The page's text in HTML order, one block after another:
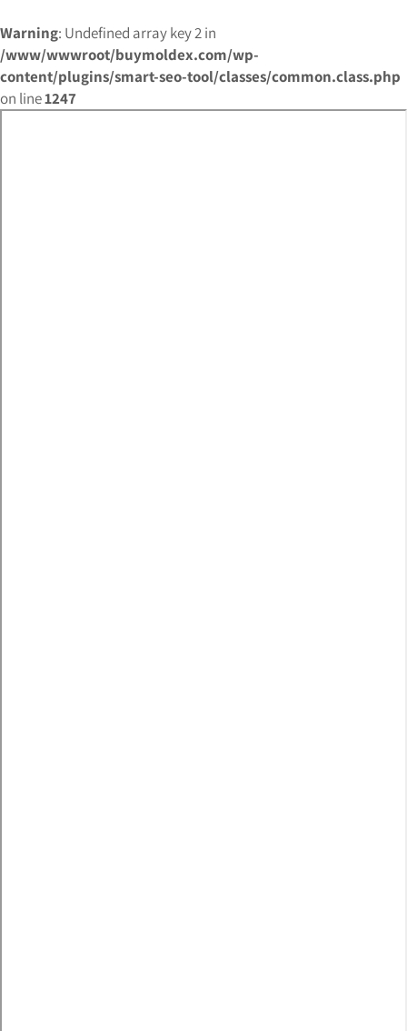
Warning: Undefined array key 2 in
/www/wwwroot/buymoldex.com/wp-
content/plugins/smart-seo-tool/classes/common.class.php
on line1247